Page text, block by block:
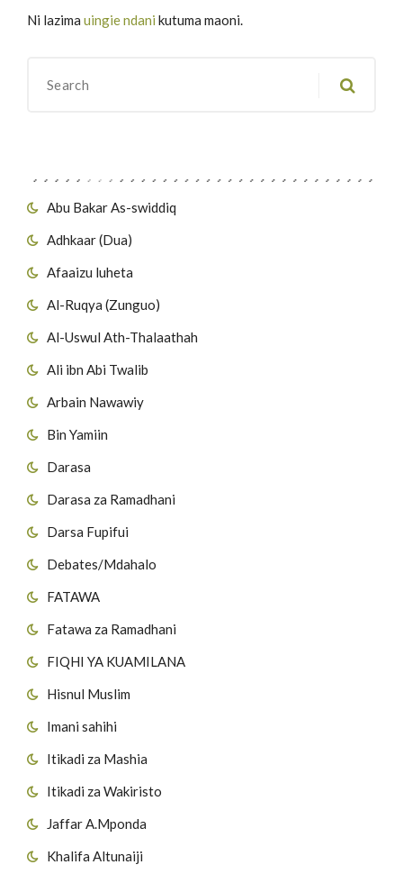
Abu Bakar As-swiddiq
Adhkaar (Dua)
Afaaizu luheta
Al-Ruqya (Zunguo)
Al-Uswul Ath-Thalaathah
Ali ibn Abi Twalib
Arbain Nawawiy
Bin Yamiin
Darasa
Darasa za Ramadhani
Darsa Fupifui
Debates/Mdahalo
FATAWA
Fatawa za Ramadhani
FIQHI YA KUAMILANA
Hisnul Muslim
Imani sahihi
Itikadi za Mashia
Itikadi za Wakiristo
Jaffar A.Mponda
Khalifa Altunaiji
Ni lazima uingie ndani kutuma maoni.